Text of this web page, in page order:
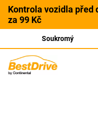
Kontrola vozidla před
za 99 Kč
Soukromý